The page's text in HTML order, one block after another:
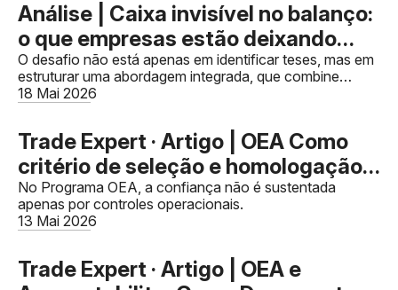
Análise | Caixa invisível no balanço:
o que empresas estão deixando
para trás antes da Reforma
Tributária
O desafio não está apenas em identificar teses, mas em
estruturar uma abordagem integrada, que combine
profundidade técnica, governança e alinhamento com o
18 Mai 2026
Trade Expert · Artigo | OEA Como
critério de seleção e homologação
de parceiros: A importância da
conformidade na cadeia logística
No Programa OEA, a confiança não é sustentada
apenas por controles operacionais.
13 Mai 2026
Trade Expert · Artigo | OEA e